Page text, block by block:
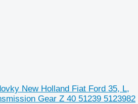
New Holland Fiat Ford 35, L,
Gear Z 40 51239 5123982